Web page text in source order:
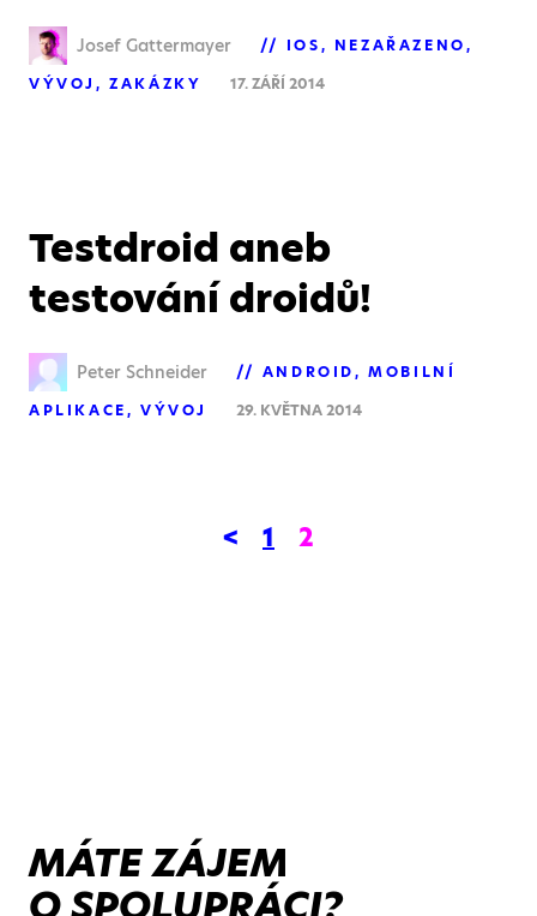
Josef Gattermayer IOS
NEZAŘAZENO
VÝVOJ
ZAKÁZKY 17. ZÁŘÍ 2014
Testdroid aneb
testování droidů!
Peter Schneider ANDROID
MOBILNÍ
APLIKACE
VÝVOJ 29. KVĚTNA 2014
< 1 2
MÁTE ZÁJEM